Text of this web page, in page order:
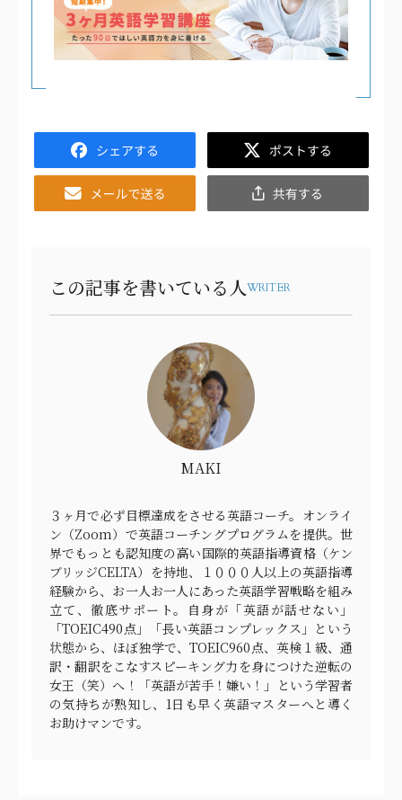
Facebook
Twitter
Email
共
有
この記事を書いている人WRITER
MAKI
３ヶ月で必ず目標達成をさせる英語コーチ。オンライ
ン（Zoom）で英語コーチングプログラムを提供。世
界でもっとも認知度の高い国際的英語指導資格（ケン
ブリッジCELTA）を持地、１０００人以上の英語指導
経験から、お一人お一人にあった英語学習戦略を組み
立て、徹底サポート。自身が「英語が話せない」
「TOEIC490点」「長い英語コンプレックス」という
状態から、ほぼ独学で、TOEIC960点、英検１級、通
訳・翻訳をこなすスピーキング力を身につけた逆転の
女王（笑）へ！「英語が苦手！嫌い！」という学習者
の気持ちが熟知し、1日も早く英語マスターへと導く
お助けマンです。